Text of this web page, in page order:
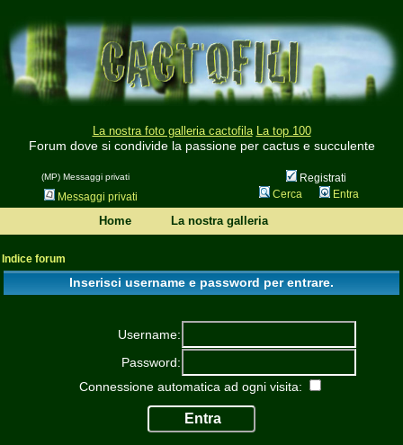
La nostra foto galleria cactofila La top 100
Forum dove si condivide la passione per cactus e succulente
(MP) Messaggi privati
Registrati
Messaggi privati
Cerca Entra
Home La nostra galleria
Indice forum
Inserisci username e password per entrare.
Username:
Password:
Connessione automatica ad ogni visita: